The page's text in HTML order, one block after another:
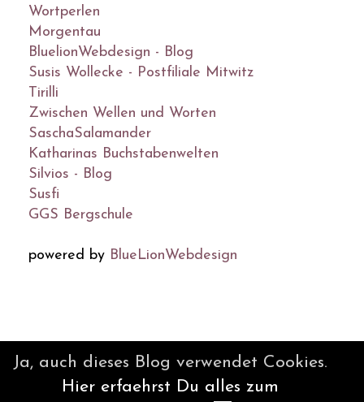
Wortperlen
Morgentau
BluelionWebdesign - Blog
Susis Wollecke - Postfiliale Mitwitz
Tirilli
Zwischen Wellen und Worten
SaschaSalamander
Katharinas Buchstabenwelten
Silvios - Blog
Susfi
GGS Bergschule
powered by BlueLionWebdesign
BlueLionWebdesign.de
Ja, auch dieses Blog verwendet Cookies.
Hier erfaehrst Du alles zum